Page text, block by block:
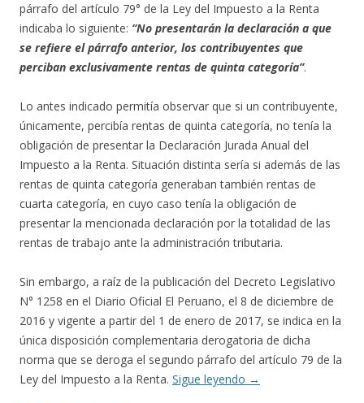
párrafo del artículo 79° de la Ley del Impuesto a la Renta
indicaba lo siguiente: “No presentarán la declaración a que
se refiere el párrafo anterior, los contribuyentes que
perciban exclusivamente rentas de quinta categoría”.
Lo antes indicado permitía observar que si un contribuyente,
únicamente, percibía rentas de quinta categoría, no tenía la
obligación de presentar la Declaración Jurada Anual del
Impuesto a la Renta. Situación distinta sería si además de las
rentas de quinta categoría generaban también rentas de
cuarta categoría, en cuyo caso tenía la obligación de
presentar la mencionada declaración por la totalidad de las
rentas de trabajo ante la administración tributaria.
Sin embargo, a raíz de la publicación del Decreto Legislativo
N° 1258 en el Diario Oficial El Peruano, el 8 de diciembre de
2016 y vigente a partir del 1 de enero de 2017, se indica en la
única disposición complementaria derogatoria de dicha
norma que se deroga el segundo párrafo del artículo 79 de la
Ley del Impuesto a la Renta. Sigue leyendo →